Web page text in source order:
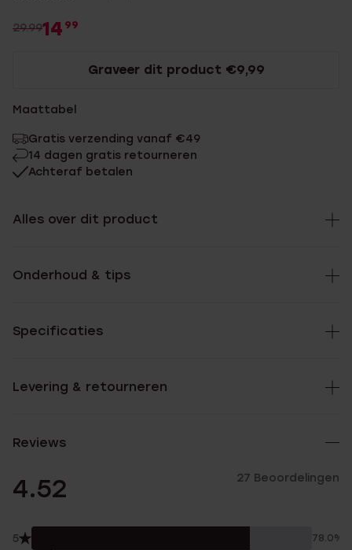
29.9914 99
Graveer dit product €9,99
Maattabel
Gratis verzending vanaf €49
14 dagen gratis retourneren
Achteraf betalen
Alles over dit product
Onderhoud & tips
Specificaties
Levering & retourneren
Reviews
4.52 27 Beoordelingen
5 78.0%